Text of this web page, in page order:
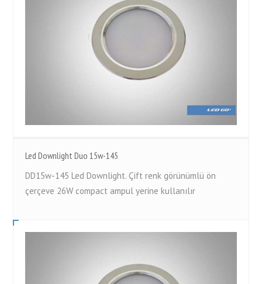
Led Downlight Duo 15w-145
DD15w-145 Led Downlight. Çift renk görünümlü ön
çerçeve 26W compact ampul yerine kullanılır